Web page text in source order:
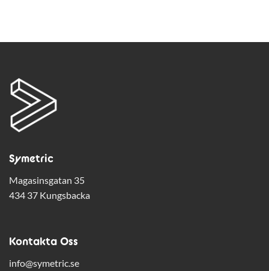
Symetric
Magasinsgatan 35
434 37 Kungsbacka
Kontakta Oss
info@symetric.se